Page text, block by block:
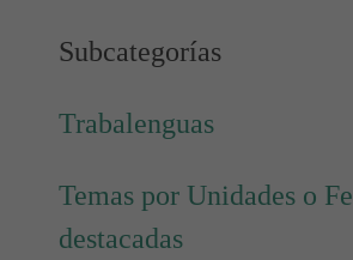
Subcategorías
Trabalenguas
Temas por Unidades o
destacadas